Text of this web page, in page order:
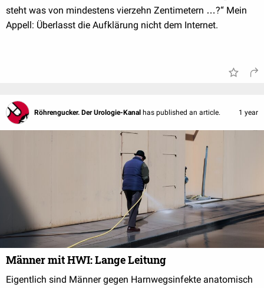
steht was von mindestens vierzehn Zentimetern …?“ Mein
Appell: Überlasst die Aufklärung nicht dem Internet.
Röhrengucker. Der Urologie-Kanal has published an article. 1 year
Männer mit HWI: Lange Leitung
Eigentlich sind Männer gegen Harnwegsinfekte anatomisch